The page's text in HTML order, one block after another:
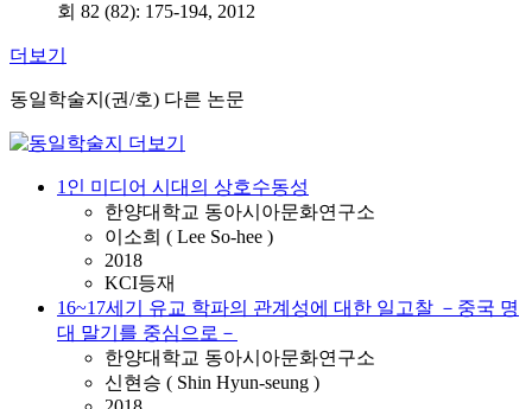
회 82 (82): 175-194, 2012
더보기
동일학술지(권/호) 다른 논문
1인 미디어 시대의 상호수동성
한양대학교 동아시아문화연구소
이소희 ( Lee So-hee )
2018
KCI등재
16~17세기 유교 학파의 관계성에 대한 일고찰 －중국 명
대 말기를 중심으로－
한양대학교 동아시아문화연구소
신현승 ( Shin Hyun-seung )